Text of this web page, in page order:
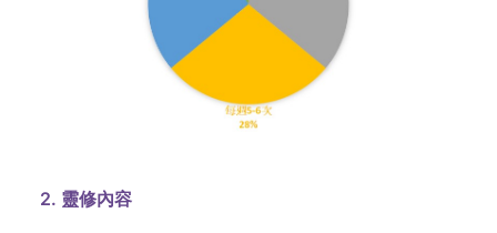
2. 靈修內容